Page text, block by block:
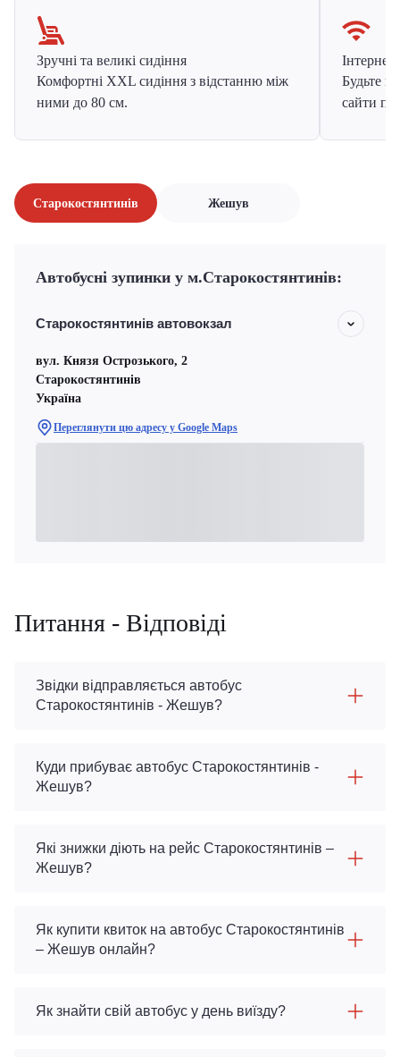
Зручні та великі сидіння
Комфортні XXL сидіння з відстанню між
ними до 80 см.
Інтернет
Будьте
сайти
Старокостянтинів Жешув
Автобусні зупинки у м.Старокостянтинів:
Старокостянтинів автовокзал
вул. Князя Острозького, 2
Старокостянтинів
Україна
Переглянути цю адресу у Google Maps
Питання - Відповіді
Звідки відправляється автобус
Старокостянтинів - Жешув?
Куди прибуває автобус Старокостянтинів -
Жешув?
Які знижки діють на рейс Старокостянтинів –
Жешув?
Як купити квиток на автобус Старокостянтинів
– Жешув онлайн?
Як знайти свій автобус у день виїзду?